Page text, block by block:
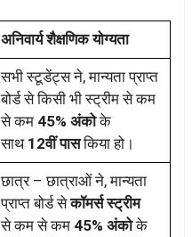
अनिवार्य शैक्षणिक योग्यता
सभी स्टूडेंट्स ने, मान्यता प्राप्त
बोर्ड से किसी भी स्ट्रीम से कम
से कम 45% अंकोके
साथ 12वीं पासकिया हो।
छात्र – छात्राओं ने, मान्यता
प्राप्त बोर्ड सेकॉमर्स स्ट्रीम
से कम से कम 45% अंकोके